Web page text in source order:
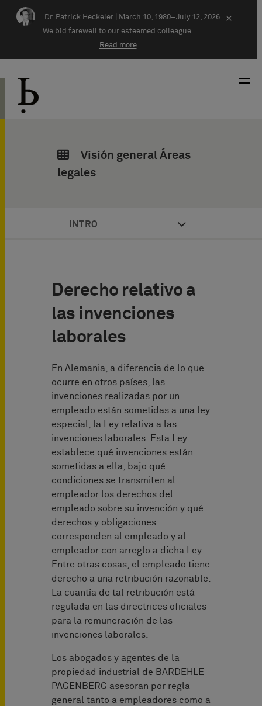
Skip navigation
Dr. Patrick Heckeler |
March 10, 1980–July 12, 2026
We bid farewell to our esteemed colleague.
Read more
×
Visión general Áreas
legales
INTRO
Derecho relativo a
las invenciones
laborales
En Alemania, a diferencia de lo que
ocurre en otros países, las
invenciones realizadas por un
empleado están sometidas a una ley
especial, la Ley relativa a las
invenciones laborales. Esta Ley
establece qué invenciones están
sometidas a ella, bajo qué
condiciones se transmiten al
empleador los derechos del
empleado sobre su invención y qué
derechos y obligaciones
corresponden al empleado y al
empleador con arreglo a dicha Ley.
Entre otras cosas, el empleado tiene
derecho a una retribución razonable.
La cuantía de tal retribución está
regulada en las directrices oficiales
para la remuneración de las
invenciones laborales.
Los abogados y agentes de la
propiedad industrial de BARDEHLE
PAGENBERG asesoran por regla
general tanto a empleadores como a